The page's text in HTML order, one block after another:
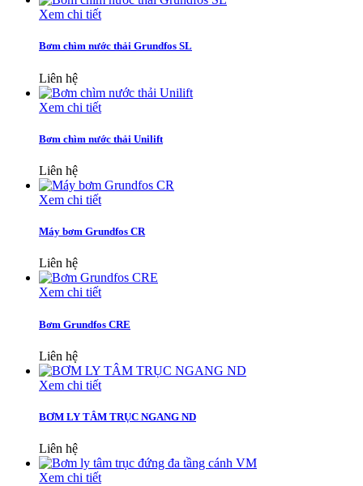
Xem chi tiết
Bơm chìm nước thải Grundfos SL
Liên hệ
Xem chi tiết
Bơm chìm nước thải Unilift
Liên hệ
Xem chi tiết
Máy bơm Grundfos CR
Liên hệ
Xem chi tiết
Bơm Grundfos CRE
Liên hệ
Xem chi tiết
BƠM LY TÂM TRỤC NGANG ND
Liên hệ
Xem chi tiết